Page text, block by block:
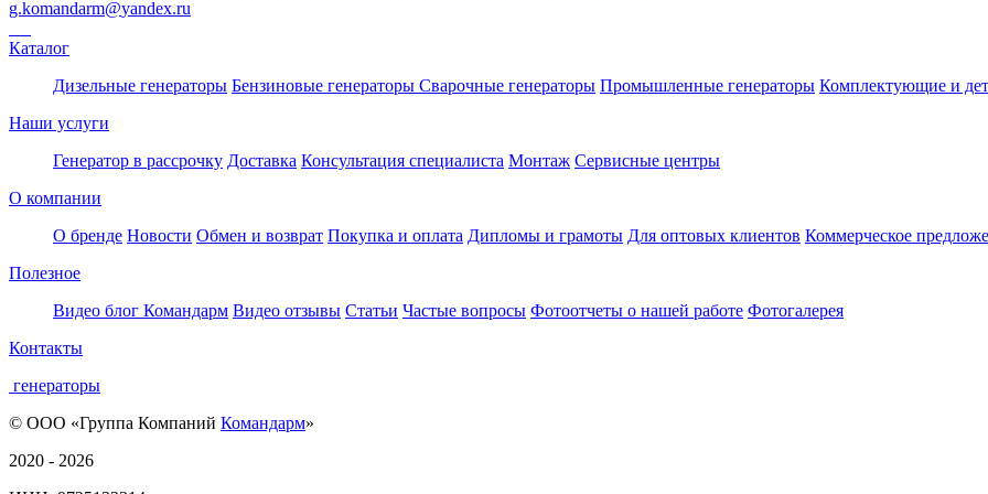
g.komandarm@yandex.ru
Каталог
Дизельные генераторы Бензиновые генераторы Сварочные генераторы Промышленные генераторы Комплектующие и
Наши услуги
Генератор в рассрочку Доставка Консультация специалиста Монтаж Сервисные центры
О компании
О бренде Новости Обмен и возврат Покупка и оплата Дипломы и грамоты Для оптовых клиентов Коммерческое
Полезное
Видео блог Командарм Видео отзывы Статьи Частые вопросы Фотоотчеты о нашей работе Фотогалерея
Контакты
генераторы
© ООО «Группа Компаний Командарм»
2020 - 2026